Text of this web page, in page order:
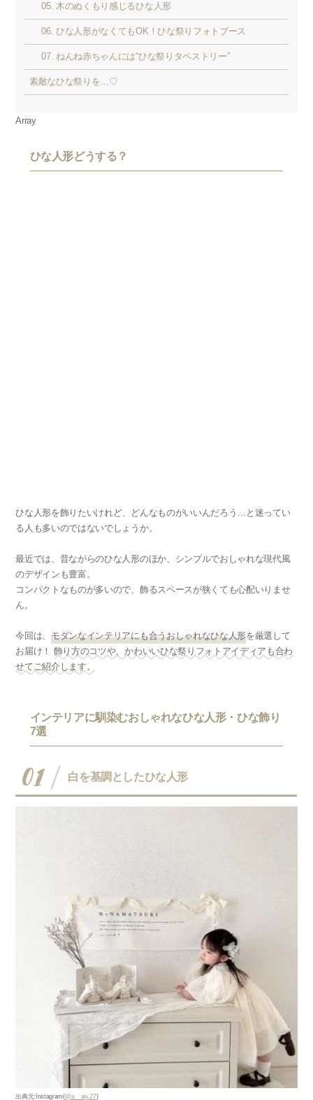
05. 木のぬくもり感じるひな人形
06. ひな人形がなくてもOK！ひな祭りフォトブース
07. ねんね赤ちゃんには“ひな祭りタペストリー”
素敵なひな祭りを…♡
Array
ひな人形どうする？
ひな人形を飾りたいけれど、どんなものがいいんだろう…と迷ってい
る人も多いのではないでしょうか。
最近では、昔ながらのひな人形のほか、シンプルでおしゃれな現代風
のデザインも豊富。
コンパクトなものが多いので、飾るスペースが狭くても心配いりませ
ん。
今回は、モダンなインテリアにも合うおしゃれなひな人形を厳選して
お届け！ 飾り方のコツや、かわいいひな祭りフォトアイディアも合わ
せてご紹介します。
インテリアに馴染むおしゃれなひな人形・ひな飾り
7選
01 白を基調としたひな人形
出典元:Instagram(@a__aiy.27)